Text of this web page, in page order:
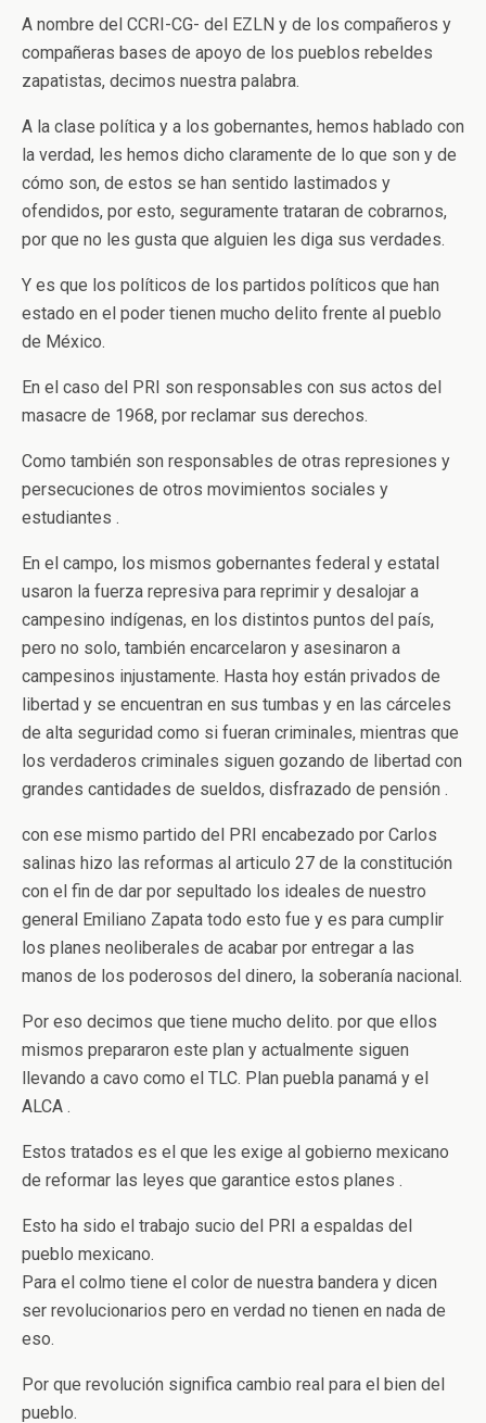
A nombre del CCRI-CG- del EZLN y de los compañeros y
compañeras bases de apoyo de los pueblos rebeldes
zapatistas, decimos nuestra palabra.
A la clase política y a los gobernantes, hemos hablado con
la verdad, les hemos dicho claramente de lo que son y de
cómo son, de estos se han sentido lastimados y
ofendidos, por esto, seguramente trataran de cobrarnos,
por que no les gusta que alguien les diga sus verdades.
Y es que los políticos de los partidos políticos que han
estado en el poder tienen mucho delito frente al pueblo
de México.
En el caso del PRI son responsables con sus actos del
masacre de 1968, por reclamar sus derechos.
Como también son responsables de otras represiones y
persecuciones de otros movimientos sociales y
estudiantes .
En el campo, los mismos gobernantes federal y estatal
usaron la fuerza represiva para reprimir y desalojar a
campesino indígenas, en los distintos puntos del país,
pero no solo, también encarcelaron y asesinaron a
campesinos injustamente. Hasta hoy están privados de
libertad y se encuentran en sus tumbas y en las cárceles
de alta seguridad como si fueran criminales, mientras que
los verdaderos criminales siguen gozando de libertad con
grandes cantidades de sueldos, disfrazado de pensión .
con ese mismo partido del PRI encabezado por Carlos
salinas hizo las reformas al articulo 27 de la constitución
con el fin de dar por sepultado los ideales de nuestro
general Emiliano Zapata todo esto fue y es para cumplir
los planes neoliberales de acabar por entregar a las
manos de los poderosos del dinero, la soberanía nacional.
Por eso decimos que tiene mucho delito. por que ellos
mismos prepararon este plan y actualmente siguen
llevando a cavo como el TLC. Plan puebla panamá y el
ALCA .
Estos tratados es el que les exige al gobierno mexicano
de reformar las leyes que garantice estos planes .
Esto ha sido el trabajo sucio del PRI a espaldas del
pueblo mexicano.
Para el colmo tiene el color de nuestra bandera y dicen
ser revolucionarios pero en verdad no tienen en nada de
eso.
Por que revolución significa cambio real para el bien del
pueblo.